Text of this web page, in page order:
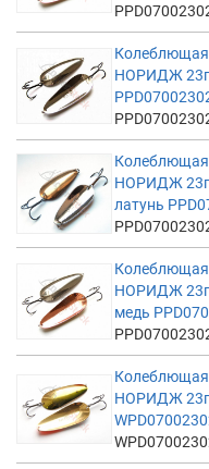
НОРИДЖ
НОРИДЖ
латунь
НОРИДЖ
медь
НОРИДЖ